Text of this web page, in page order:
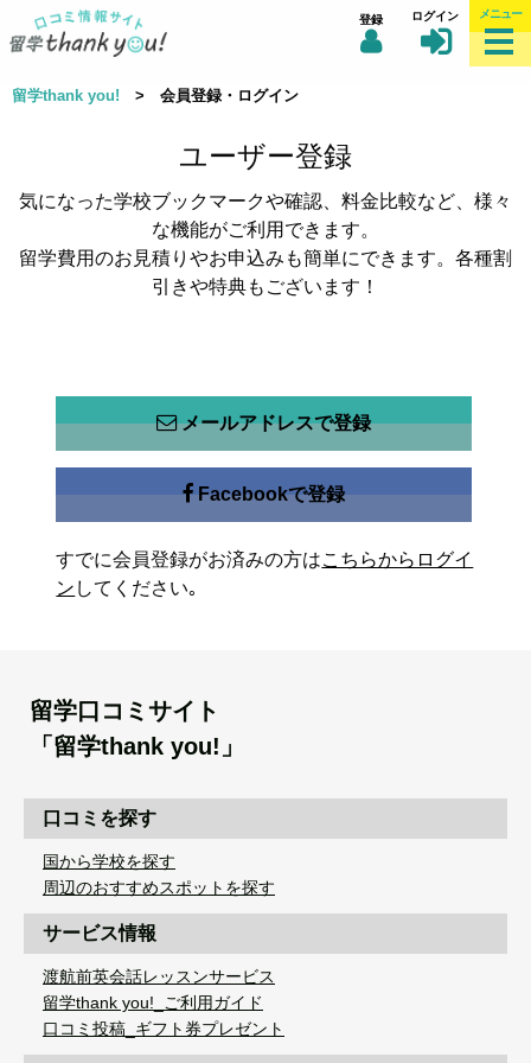
登録 ログイン メニュー
留学thank you! > 会員登録・ログイン
ユーザー登録
気になった学校ブックマークや確認、料金比較など、様々
な機能がご利用できます。
留学費用のお見積りやお申込みも簡単にできます。各種割
引きや特典もございます！
メールアドレスで登録
Facebookで登録
すでに会員登録がお済みの方はこちらからログイ
ン してください｡
留学口コミサイト
「留学thank you!」
口コミを探す
国から学校を探す
周辺のおすすめスポットを探す
サービス情報
渡航前英会話レッスンサービス
留学thank you!_ご利用ガイド
口コミ投稿_ギフト券プレゼント